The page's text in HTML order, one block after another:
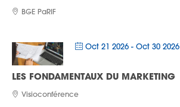
BGE PaRIF
Oct 21 2026 - Oct 30 2026
LES FONDAMENTAUX DU MARKETING
Visioconférence